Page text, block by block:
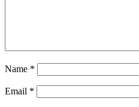
Name *
Email *